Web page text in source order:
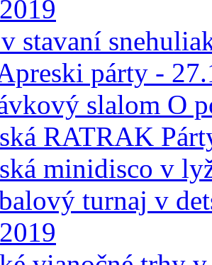
stavaní
párty -
slalom O
RATRAK
minidisco v
turnaj v